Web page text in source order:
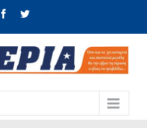
FacebookTwitter